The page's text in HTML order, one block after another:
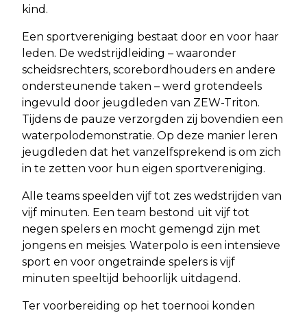
kind.
Een sportvereniging bestaat door en voor haar
leden. De wedstrijdleiding – waaronder
scheidsrechters, scorebordhouders en andere
ondersteunende taken – werd grotendeels
ingevuld door jeugdleden van ZEW-Triton.
Tijdens de pauze verzorgden zij bovendien een
waterpolodemonstratie. Op deze manier leren
jeugdleden dat het vanzelfsprekend is om zich
in te zetten voor hun eigen sportvereniging.
Alle teams speelden vijf tot zes wedstrijden van
vijf minuten. Een team bestond uit vijf tot
negen spelers en mocht gemengd zijn met
jongens en meisjes. Waterpolo is een intensieve
sport en voor ongetrainde spelers is vijf
minuten speeltijd behoorlijk uitdagend.
Ter voorbereiding op het toernooi konden